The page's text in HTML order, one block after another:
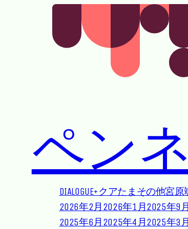
Skip to main content
Skip to footer
ペン
DIALOGUE+クアたま その他宮原
2026年2月 2026年1月2025年9月
2025年6月 2025年4月2025年3月